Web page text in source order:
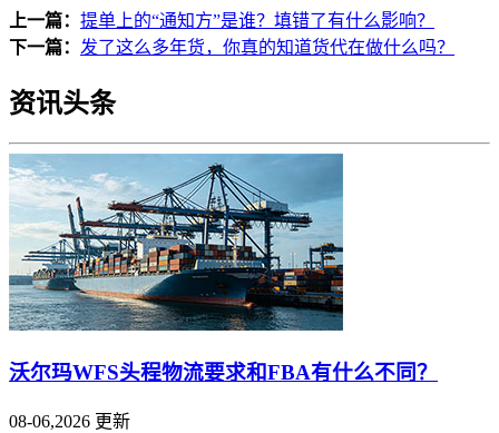
上一篇： 提单上的“通知方”是谁？填错了有什么影响？
下一篇： 发了这么多年货，你真的知道货代在做什么吗？
资讯头条
沃尔玛WFS头程物流要求和FBA有什么不同？
08-06,2026 更新